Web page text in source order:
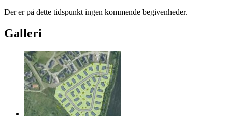
Der er på dette tidspunkt ingen kommende begivenheder.
Galleri